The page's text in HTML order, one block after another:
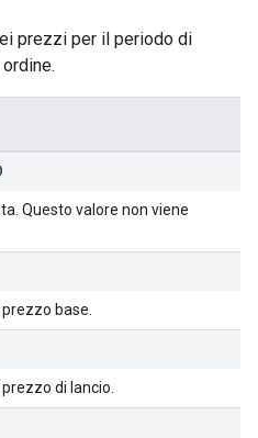
prezzi per il periodo di
Questo valore non viene
base.
di lancio.